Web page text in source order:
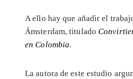
A ello hay que añadir el
Ámsterdam, titulado
en Colombia.
La autora de este estudio